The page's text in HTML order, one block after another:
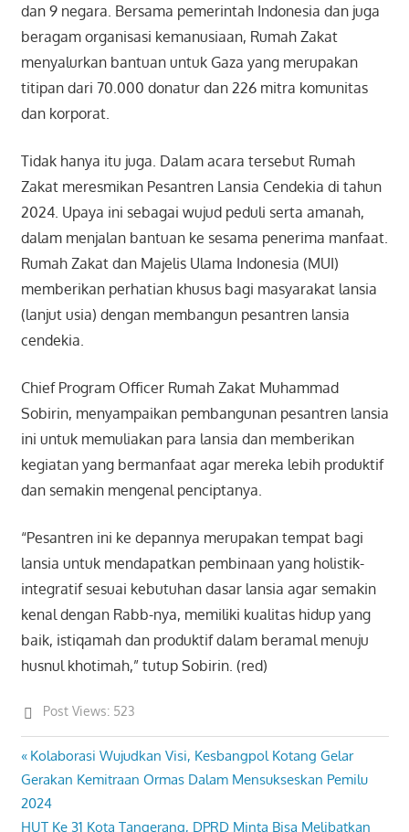
dan 9 negara. Bersama pemerintah Indonesia dan juga
beragam organisasi kemanusiaan, Rumah Zakat
menyalurkan bantuan untuk Gaza yang merupakan
titipan dari 70.000 donatur dan 226 mitra komunitas
dan korporat.
Tidak hanya itu juga. Dalam acara tersebut Rumah
Zakat meresmikan Pesantren Lansia Cendekia di tahun
2024. Upaya ini sebagai wujud peduli serta amanah,
dalam menjalan bantuan ke sesama penerima manfaat.
Rumah Zakat dan Majelis Ulama Indonesia (MUI)
memberikan perhatian khusus bagi masyarakat lansia
(lanjut usia) dengan membangun pesantren lansia
cendekia.
Chief Program Officer Rumah Zakat Muhammad
Sobirin, menyampaikan pembangunan pesantren lansia
ini untuk memuliakan para lansia dan memberikan
kegiatan yang bermanfaat agar mereka lebih produktif
dan semakin mengenal penciptanya.
“Pesantren ini ke depannya merupakan tempat bagi
lansia untuk mendapatkan pembinaan yang holistik-
integratif sesuai kebutuhan dasar lansia agar semakin
kenal dengan Rabb-nya, memiliki kualitas hidup yang
baik, istiqamah dan produktif dalam beramal menuju
husnul khotimah,” tutup Sobirin. (red)
Post Views: 523
Post
navigation
Previous
Post:
Kolaborasi Wujudkan Visi, Kesbangpol Kotang Gelar
Gerakan Kemitraan Ormas Dalam Mensukseskan Pemilu
2024
Next
HUT Ke 31 Kota Tangerang, DPRD Minta Bisa Melibatkan